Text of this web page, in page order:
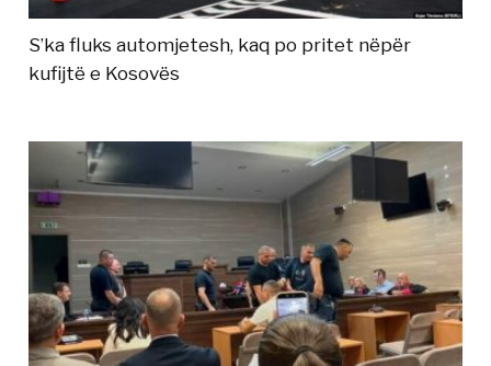
S’ka fluks automjetesh, kaq po pritet nëpër
kufijtë e Kosovës